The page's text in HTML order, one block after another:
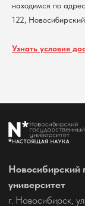
находимся по
122,
Узнать условия
@2026 Новосибирский
Все права защищены